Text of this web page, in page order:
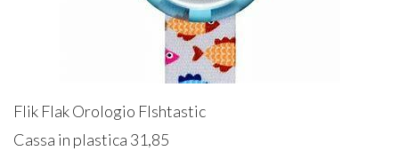
Flik Flak Orologio FIshtastic
Cassa in plastica 31,85